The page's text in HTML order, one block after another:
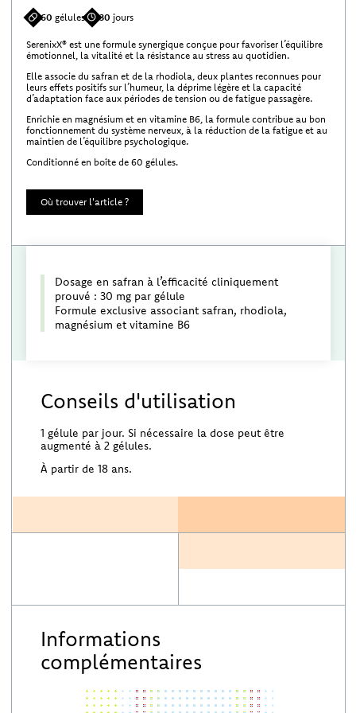
60 gélules 30 jours
SerenixX® est une formule synergique conçue pour favoriser l’équilibre
émotionnel, la vitalité et la résistance au stress au quotidien.
Elle associe du safran et de la rhodiola, deux plantes reconnues pour
leurs effets positifs sur l’humeur, la déprime légère et la capacité
d’adaptation face aux périodes de tension ou de fatigue passagère.
Enrichie en magnésium et en vitamine B6, la formule contribue au bon
fonctionnement du système nerveux, à la réduction de la fatigue et au
maintien de l’équilibre psychologique.
Conditionné en boîte de 60 gélules.
Où trouver l'article ?
Dosage en safran à l’efficacité cliniquement
prouvé : 30 mg par gélule
Formule exclusive associant safran, rhodiola,
magnésium et vitamine B6
Conseils d'utilisation
1 gélule par jour. Si nécessaire la dose peut être
augmenté à 2 gélules.
À partir de 18 ans.
Informations
complémentaires